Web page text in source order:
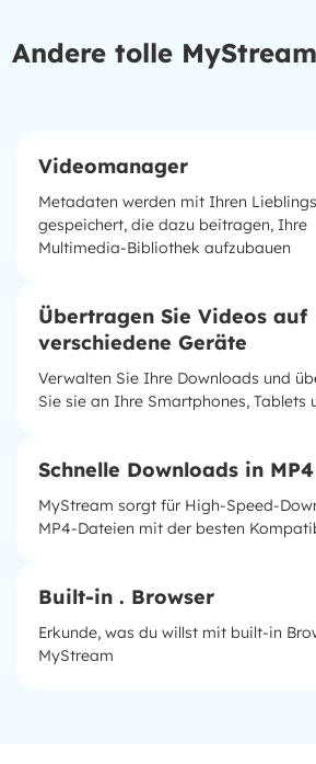
Andere tolle
Videomanager
Metadaten werden mit Ihren
gespeichert, die dazu beitragen, Ihre
Multimedia-Bibliothek aufzubauen
Übertragen Sie Videos auf
verschiedene Geräte
Verwalten Sie Ihre Downloads und
Sie sie an Ihre Smartphones, Tablets
Schnelle Downloads in MP4
MyStream sorgt für High-Speed-
MP4-Dateien mit der besten
Built-in . Browser
Erkunde, was du willst mit built-in
MyStream